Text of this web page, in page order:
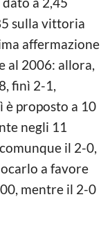
sulla vittoria
affermazione
al 2006: allora,
finì 2-1,
è proposto a 10
negli 11
il 2-0,
a favore
mentre il 2-0